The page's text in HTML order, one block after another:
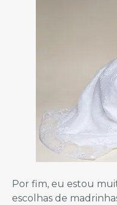
Por fim, eu estou
escolhas de